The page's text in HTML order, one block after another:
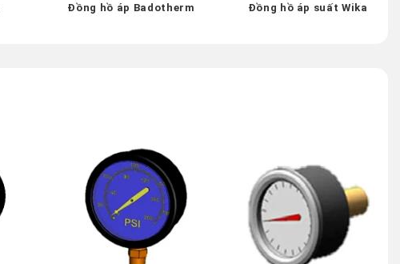
Đồng hồ áp Badotherm Đồng hồ áp suất Wika